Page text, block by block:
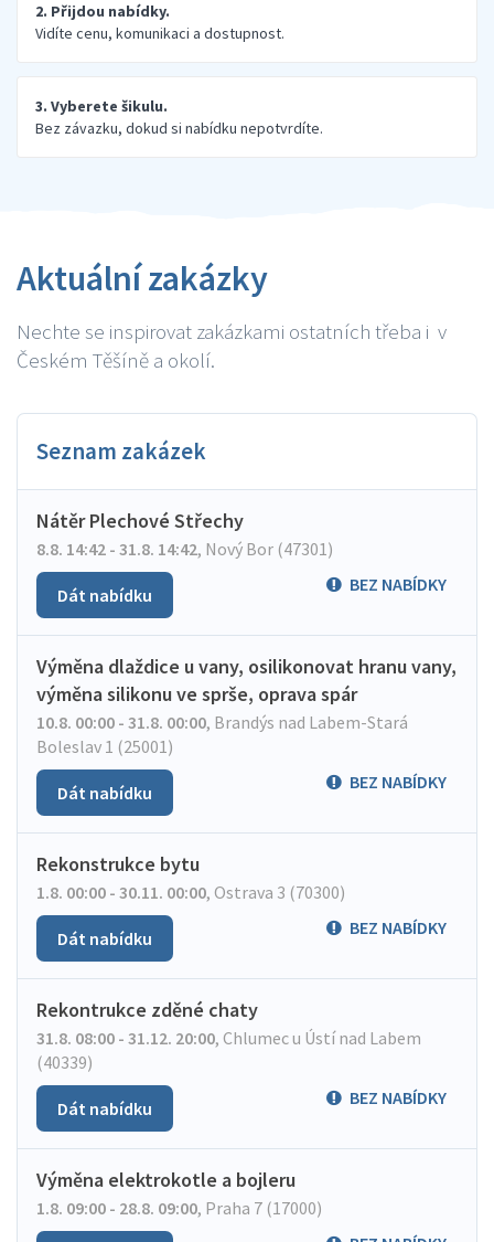
2. Přijdou nabídky.
Vidíte cenu, komunikaci a dostupnost.
3. Vyberete šikulu.
Bez závazku, dokud si nabídku nepotvrdíte.
Aktuální zakázky
Nechte se inspirovat zakázkami ostatních třeba i v
Českém Těšíně a okolí.
Seznam zakázek
Nátěr Plechové Střechy
8.8. 14:42 - 31.8. 14:42, Nový Bor (47301)
BEZ NABÍDKY
Dát nabídku
Výměna dlaždice u vany, osilikonovat hranu vany,
výměna silikonu ve sprše, oprava spár
10.8. 00:00 - 31.8. 00:00, Brandýs nad Labem-Stará
Boleslav 1 (25001)
BEZ NABÍDKY
Dát nabídku
Rekonstrukce bytu
1.8. 00:00 - 30.11. 00:00, Ostrava 3 (70300)
BEZ NABÍDKY
Dát nabídku
Rekontrukce zděné chaty
31.8. 08:00 - 31.12. 20:00, Chlumec u Ústí nad Labem
(40339)
BEZ NABÍDKY
Dát nabídku
Výměna elektrokotle a bojleru
1.8. 09:00 - 28.8. 09:00, Praha 7 (17000)